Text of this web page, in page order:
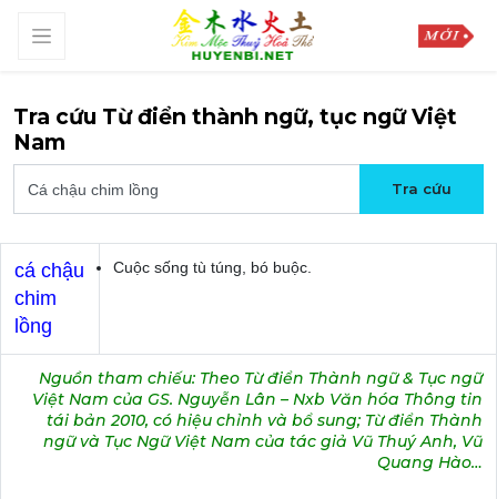
Tra cứu Từ điển thành ngữ, tục ngữ Việt
Nam
cá chậu
chim
lồng
Cuộc sống tù túng, bó buộc.
Nguồn tham chiếu: Theo Từ điển Thành ngữ & Tục ngữ
Việt Nam của GS. Nguyễn Lân – Nxb Văn hóa Thông tin
tái bản 2010, có hiệu chỉnh và bổ sung; Từ điển Thành
ngữ và Tục Ngữ Việt Nam của tác giả Vũ Thuý Anh, Vũ
Quang Hào…